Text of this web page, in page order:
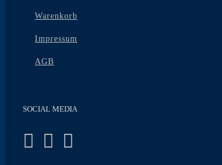
Warenkorb
Impressum
AGB
SOCIAL MEDIA